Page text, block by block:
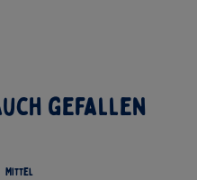
gefallen
Mittel